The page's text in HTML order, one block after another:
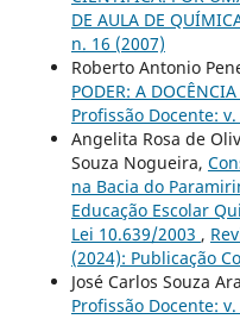
DE AULA DE
n. 16 (2007)
Roberto Antonio
PODER: A
Profissão Docente:
Angelita Rosa de
Souza Nogueira,
na Bacia do
Educação Escolar
Lei 10.639/2003 ,
(2024): Publicação
José Carlos Souza
Profissão Docente: